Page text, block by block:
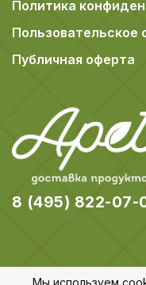
Политика
Пользовательское
Публичная оферта
8 (495) 822-07-
Мы используем